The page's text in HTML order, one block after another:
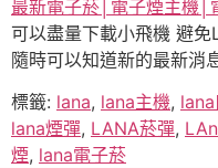
最新電子菸│電子煙主機│
可以盡量下載小飛機 避免
隨時可以知道新的最新消
標籤: lana, lana主機,
lana煙彈, LANA菸彈,
煙, lana電子菸